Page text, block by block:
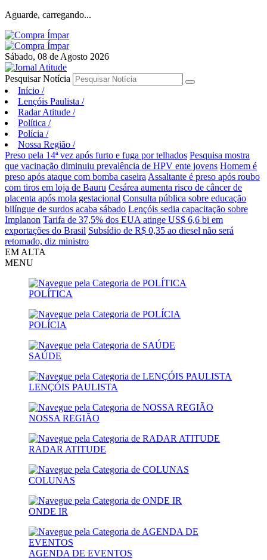
Aguarde, carregando...
Sábado, 08 de Agosto 2026
Pesquisar Notícia
Início /
Lençóis Paulista /
Radar Atitude /
Política /
Polícia /
Nossa Região /
Preso pela 14ª vez após furto e fuga por telhados Pesquisa mostra
que vacinação diminuiu prevalência de HPV ente jovens Homem é
preso após ataque com bomba caseira Assaltante é preso após roubo
com tiros em loja de Bauru Cesárea aumenta risco de câncer de
placenta após mola gestacional Consulta pública sobre educação
bilíngue de surdos acaba sábado Lençóis sedia capacitação sobre
Implanon Tarifa de 37,5% dos EUA atinge US$ 6,6 bi em
exportações do Brasil Subsídio de R$ 0,35 ao diesel não será
retomado, diz ministro
EM ALTA
MENU
POLÍTICA
POLÍCIA
SAÚDE
LENÇÓIS PAULISTA
NOSSA REGIÃO
RADAR ATITUDE
COLUNAS
ONDE IR
AGENDA DE EVENTOS